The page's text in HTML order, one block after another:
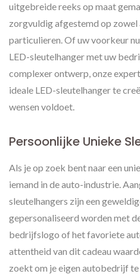
uitgebreide reeks op maat
zorgvuldig afgestemd op
particulieren. Of uw voorkeur
LED-sleutelhanger met uw
complexer ontwerp, onze
ideale LED-sleutelhanger te
wensen voldoet.
Persoonlijke Unieke
Als je op zoek bent naar een
iemand in de auto-industrie.
sleutelhangers zijn een
gepersonaliseerd worden met
bedrijfslogo of het favoriete
attentheid van dit cadeau
zoekt om je eigen autobedrijf